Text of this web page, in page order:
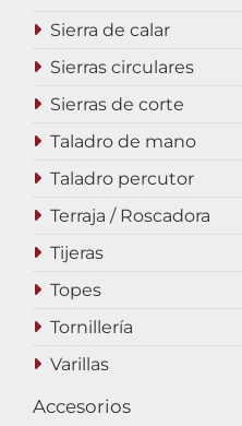
Sierra de calar
Sierras circulares
Sierras de corte
Taladro de mano
Taladro percutor
Terraja / Roscadora
Tijeras
Topes
Tornillería
Varillas
Accesorios